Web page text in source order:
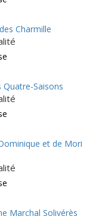
Charmille
Saisons
et de Mori
Marchal Solivérès